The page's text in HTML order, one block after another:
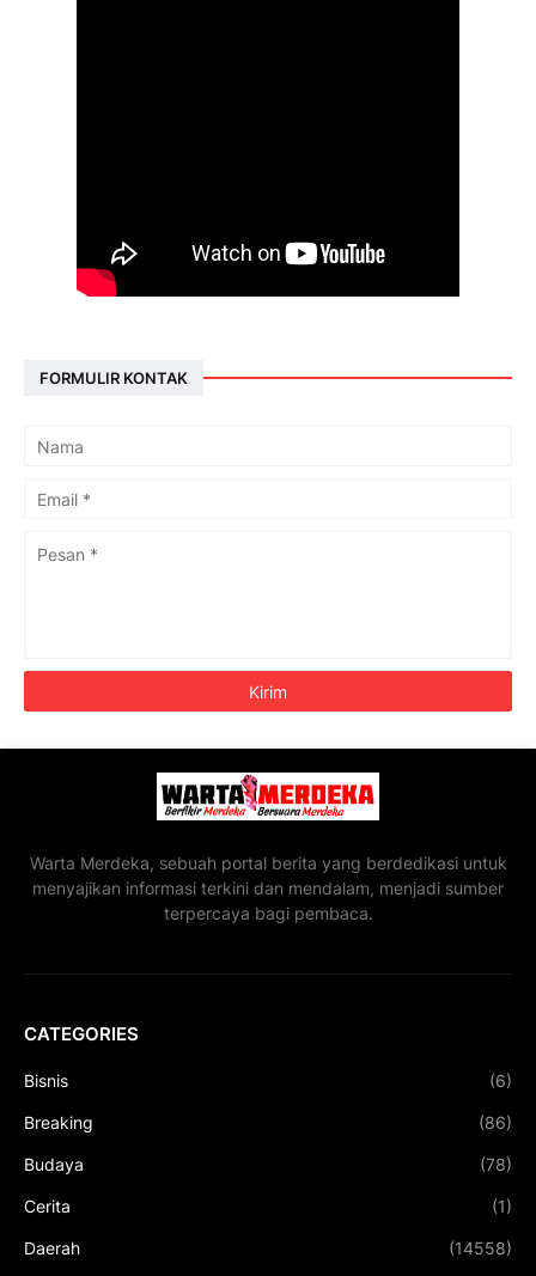
FORMULIR KONTAK
Warta Merdeka, sebuah portal berita yang berdedikasi untuk
menyajikan informasi terkini dan mendalam, menjadi sumber
terpercaya bagi pembaca.
CATEGORIES
Bisnis (6)
Breaking (86)
Budaya (78)
Cerita (1)
Daerah (14558)